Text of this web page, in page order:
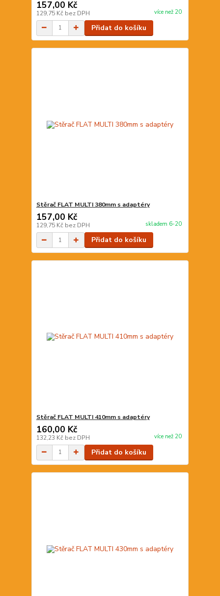
157,00 Kč
129,75 Kč bez DPH více než 20
Přidat do košíku
Stěrač FLAT MULTI 380mm s adaptéry
157,00 Kč
129,75 Kč bez DPH skladem 6-20
Přidat do košíku
Stěrač FLAT MULTI 410mm s adaptéry
160,00 Kč
132,23 Kč bez DPH více než 20
Přidat do košíku